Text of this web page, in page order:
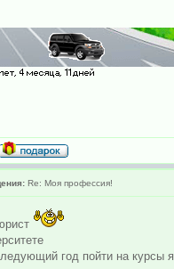
Re: Моя профессия!
год пойти на курсы